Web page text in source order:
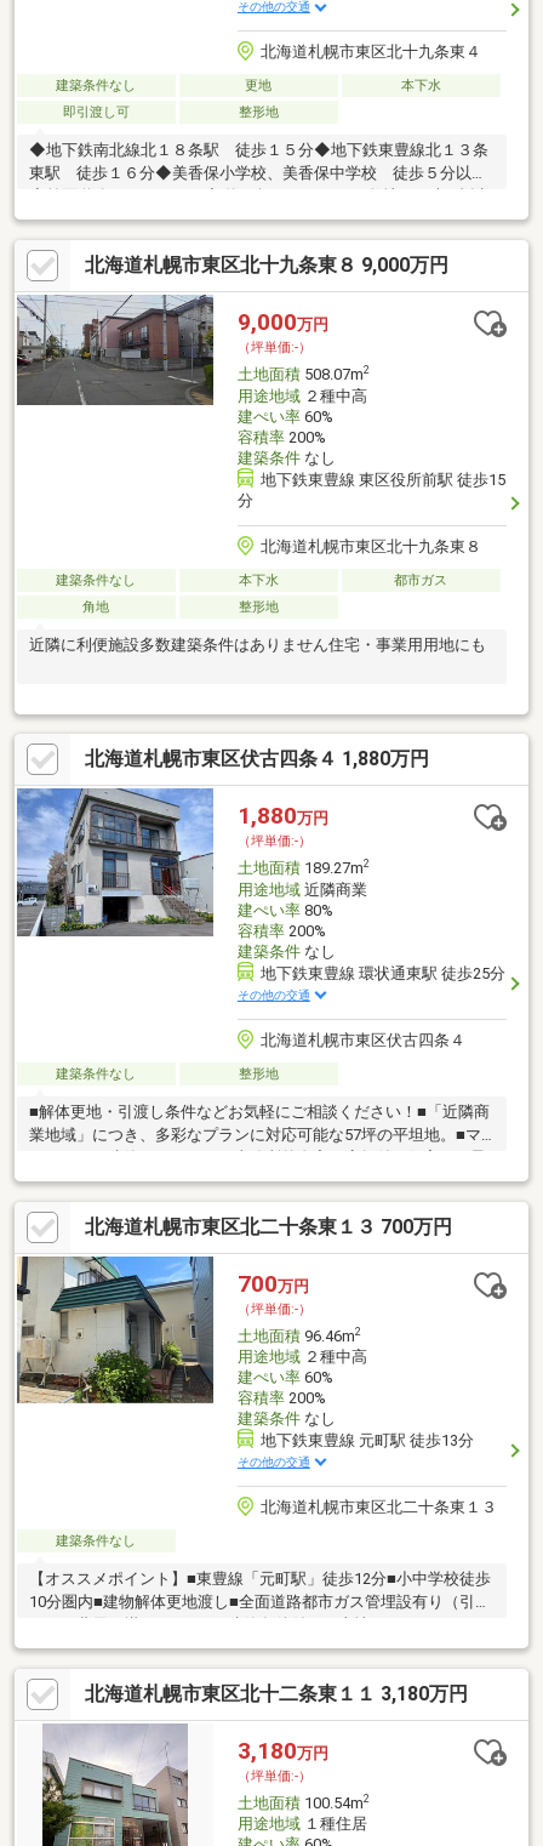
その他の交通
北海道札幌市東区北十九条東４
建築条件なし 更地
本下水
即引渡し可
整形地
◆地下鉄南北線北１８条駅 徒歩１５分◆地下鉄東豊線北１３条
東駅 徒歩１６分◆美香保小学校、美香保中学校 徒歩５分以内
上駐車やガーデニング、バーベキュースペースの計画も可能。◇
前面幅員広めの道路に面し、車の出し入れや来客時の駐車もしや
すい安心感ある立地。◇ 平坦な更地のため、建築計画が進めやす
く、建物と庭の両立ができるポテンシャルがあります。◇ 周囲は
戸建住宅が建ち並ぶ住宅街のため、日常の生活動線や暮らしのプ
ランの描きやすさも魅力的です。●建築条件はありません●至近ま
で都市ガス配管有り●諸条件ご相談ください！
北海道札幌市東区北十九条東８ 9,000万円
9,000万円
（坪単価:-）
土地面積508.07m2
用途地域２種中高
建ぺい率60%
容積率200%
建築条件なし
地下鉄東豊線 東区役所前駅 徒歩15
分
北海道札幌市東区北十九条東８
建築条件なし 本下水
都市ガス
角地
整形地
近隣に利便施設多数建築条件はありません住宅・事業用用地にも
北海道札幌市東区伏古四条４ 1,880万円
1,880万円
（坪単価:-）
土地面積189.27m2
用途地域近隣商業
建ぺい率80%
容積率200%
建築条件なし
地下鉄東豊線 環状通東駅 徒歩25分
その他の交通
北海道札幌市東区伏古四条４
建築条件なし 整形地
■解体更地・引渡し条件などお気軽にご相談ください！■「近隣商
業地域」につき、多彩なプランに対応可能な57坪の平坦地。■マ
イホームの建築はもちろん、事務所兼自宅や店舗付き住宅にも最
適です。■事業用としてもおすすめ：間口を活かした「事務所・
店舗」「資材置き場」「コインパーキング・月極駐車場」など、
幅広いビジネスニーズにお応えします。■周辺環境が充実した利
便性の高いエリアで、新しいスタートを応援します。
北海道札幌市東区北二十条東１３ 700万円
700万円
（坪単価:-）
土地面積96.46m2
用途地域２種中高
建ぺい率60%
容積率200%
建築条件なし
地下鉄東豊線 元町駅 徒歩13分
その他の交通
北海道札幌市東区北二十条東１３
建築条件なし
【オススメポイント】■東豊線「元町駅」徒歩12分■小中学校徒歩
10分圏内■建物解体更地渡し■全面道路都市ガス管埋設有り（引込
好きなハウスメーカーで建築可能です・何社も問い合わせること
なく、他社掲載物件も紹介可能です。購入・売却どちらもご相談
可能お得な当社独自のキャンペーンも実施中。ご興味のある方は
ご相談だけでもお気軽にお問い合わせください♪
北海道札幌市東区北十二条東１１ 3,180万円
3,180万円
（坪単価:-）
土地面積100.54m2
用途地域１種住居